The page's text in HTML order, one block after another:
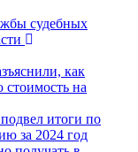
судебных
как
стоимость на
итоги по
за 2024 год